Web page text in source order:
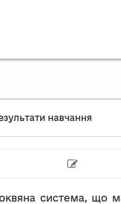
навчання
навчання
система, що